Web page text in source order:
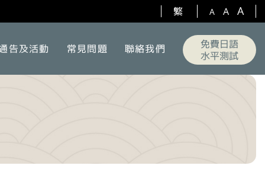
繁 A A A
告及活動 常見問題 聯絡我們
免費日語
水平測試